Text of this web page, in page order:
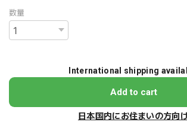
数量
International shipping
Add to cart
日本国内にお住まいの方向